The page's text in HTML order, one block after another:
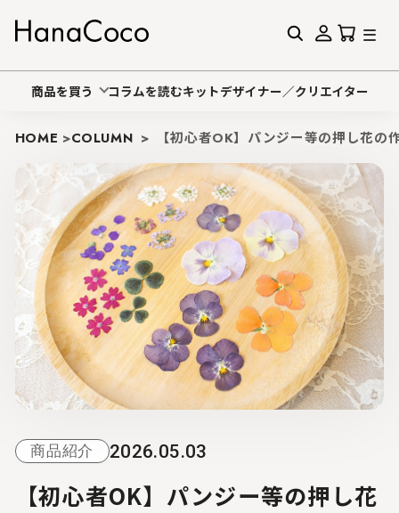
商品を買う コラムを読むキットデザイナー／クリエイター
HOME >COLUMN > 【初心者OK】パンジー等の押し花
商品紹介 2026.05.03
【初心者OK】パンジー等の押し花